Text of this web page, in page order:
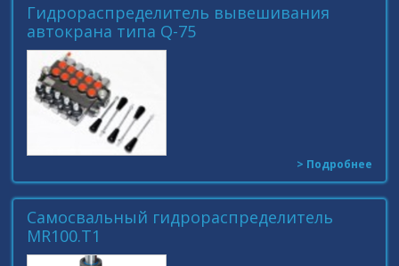
Гидрораспределитель вывешивания
автокрана типа Q-75
> Подробнее
Самосвальный гидрораспределитель
MR100.T1